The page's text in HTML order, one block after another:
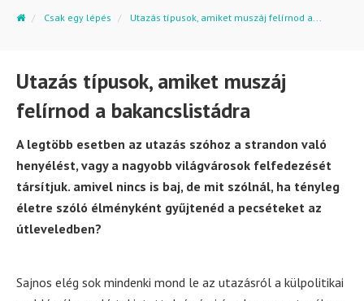
Csak egy lépés Utazás típusok, amiket muszáj felírnod a...
Utazás típusok, amiket muszáj
felírnod a bakancslistádra
A legtöbb esetben az utazás szóhoz a strandon való
henyélést, vagy a nagyobb világvárosok felfedezését
társítjuk. amivel nincs is baj, de mit szólnál, ha tényleg
életre szóló élményként gyűjtenéd a pecséteket az
útleveledben?
Sajnos elég sok mindenki mond le az utazásról a külpolitikai